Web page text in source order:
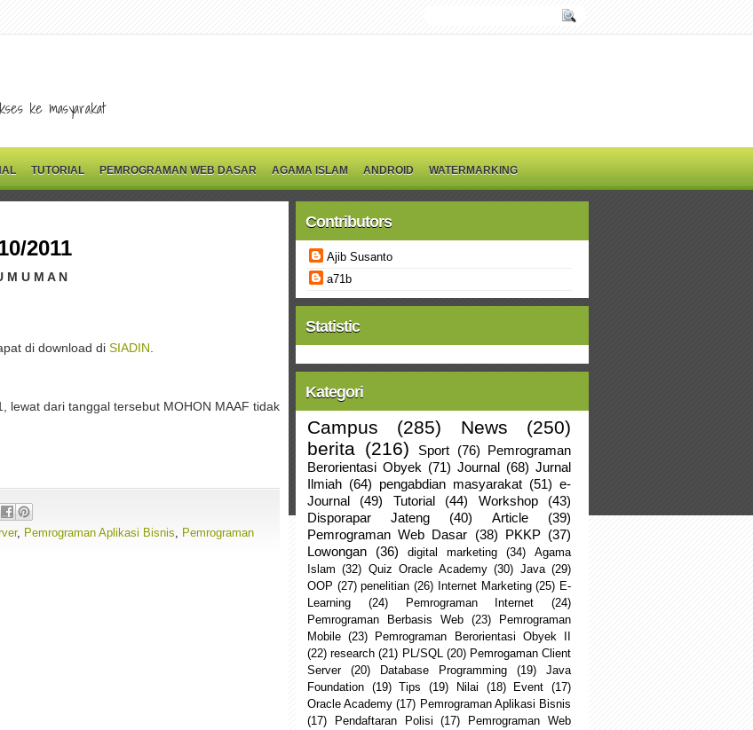
ke masyarakat
TUTORIAL PEMROGRAMAN WEB DASAR AGAMA ISLAM ANDROID WATERMARKING
2011
M U M A N
di download di SIADIN.
lewat dari tanggal tersebut MOHON MAAF tidak
, Pemrograman Aplikasi Bisnis, Pemrograman
Contributors
Ajib Susanto
a71b
Statistic
Kategori
Campus (285) News
(250)
berita (216) Sport (76) Pemrograman
Berorientasi Obyek (71) Journal (68) Jurnal
Ilmiah (64) pengabdian masyarakat (51) e-
Journal
(49) Tutorial (44) Workshop
(43)
Disporapar Jateng
(40) Article
(39)
Pemrograman Web Dasar (38) PKKP (37)
Lowongan
(36) digital marketing (34)
Agama
Islam (32) Quiz Oracle Academy (30) Java (29)
OOP (27) penelitian (26) Internet Marketing (25) E-
Learning
(24) Pemrograman Internet
(24)
Pemrograman Berbasis Web (23)
Pemrograman
Mobile (23)
Pemrograman Berorientasi Obyek II
(22) research (21) PL/SQL (20) Pemrogaman Client
Server
(20) Database Programming (19)
Java
Foundation (19) Tips (19) Nilai (18) Event
(17)
Oracle Academy (17) Pemrograman Aplikasi Bisnis
(17)
Pendaftaran Polisi (17)
Pemrograman Web